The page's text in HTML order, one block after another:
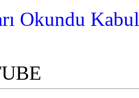
Okundu